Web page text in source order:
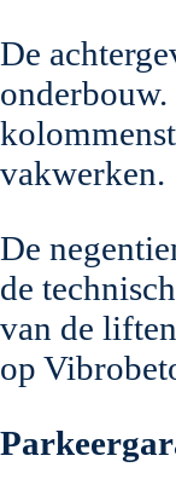
De
onderbouw.
vakwerken.
De
de
van de
op